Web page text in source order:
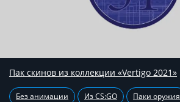
Пак скинов из коллекции «Vertigo 2021»
Без анимации Из CS:GO Паки оружия